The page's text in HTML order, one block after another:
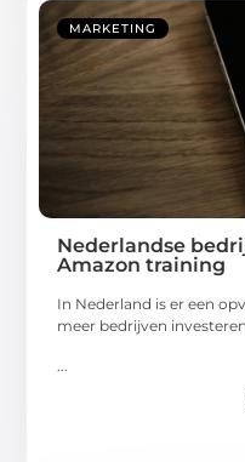
MARKETING
Nederlandse
Amazon training
In Nederland is er een
meer bedrijven